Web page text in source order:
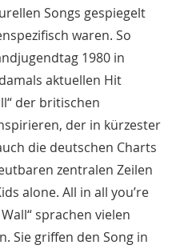
Songs gespiegelt
waren. So
1980 in
aktuellen Hit
der britischen
der in kürzester
die deutschen Charts
zentralen Zeilen
alone. All in all you’re
sprachen vielen
Sie griffen den Song in